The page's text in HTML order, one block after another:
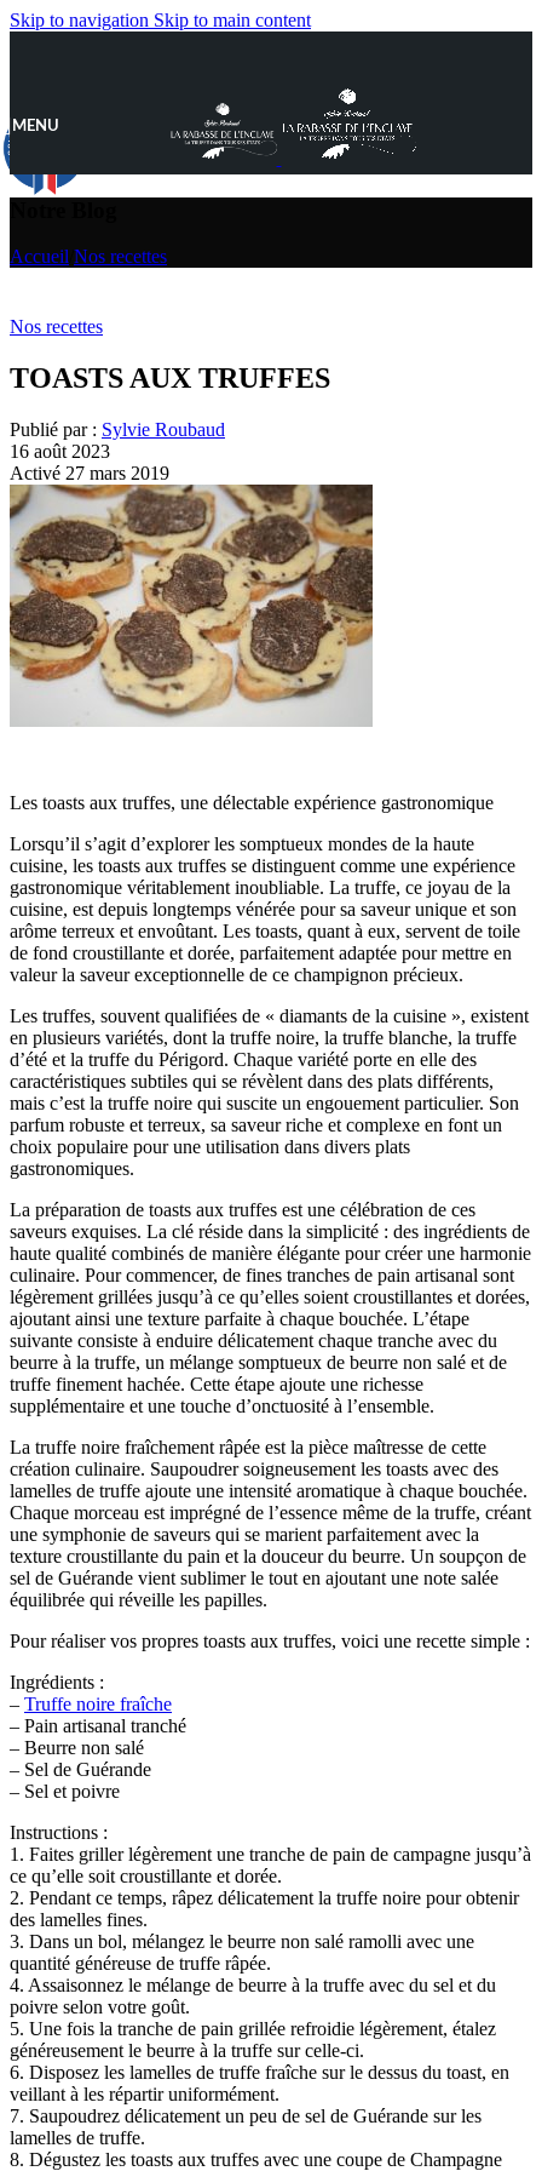
Skip to navigation Skip to main content
MENU
Accueil Nos recettes
Nos recettes
TOASTS AUX TRUFFES
Publié par : Sylvie Roubaud
16 août 2023
Activé 27 mars 2019
Les toasts aux truffes, une délectable expérience gastronomique
Lorsqu’il s’agit d’explorer les somptueux mondes de la haute
cuisine, les toasts aux truffes se distinguent comme une expérience
gastronomique véritablement inoubliable. La truffe, ce joyau de la
cuisine, est depuis longtemps vénérée pour sa saveur unique et son
arôme terreux et envoûtant. Les toasts, quant à eux, servent de toile
de fond croustillante et dorée, parfaitement adaptée pour mettre en
valeur la saveur exceptionnelle de ce champignon précieux.
Les truffes, souvent qualifiées de « diamants de la cuisine », existent
en plusieurs variétés, dont la truffe noire, la truffe blanche, la truffe
d’été et la truffe du Périgord. Chaque variété porte en elle des
caractéristiques subtiles qui se révèlent dans des plats différents,
mais c’est la truffe noire qui suscite un engouement particulier. Son
parfum robuste et terreux, sa saveur riche et complexe en font un
choix populaire pour une utilisation dans divers plats
gastronomiques.
La préparation de toasts aux truffes est une célébration de ces
saveurs exquises. La clé réside dans la simplicité : des ingrédients de
haute qualité combinés de manière élégante pour créer une harmonie
culinaire. Pour commencer, de fines tranches de pain artisanal sont
légèrement grillées jusqu’à ce qu’elles soient croustillantes et dorées,
ajoutant ainsi une texture parfaite à chaque bouchée. L’étape
suivante consiste à enduire délicatement chaque tranche avec du
beurre à la truffe, un mélange somptueux de beurre non salé et de
truffe finement hachée. Cette étape ajoute une richesse
supplémentaire et une touche d’onctuosité à l’ensemble.
La truffe noire fraîchement râpée est la pièce maîtresse de cette
création culinaire. Saupoudrer soigneusement les toasts avec des
lamelles de truffe ajoute une intensité aromatique à chaque bouchée.
Chaque morceau est imprégné de l’essence même de la truffe, créant
une symphonie de saveurs qui se marient parfaitement avec la
texture croustillante du pain et la douceur du beurre. Un soupçon de
sel de Guérande vient sublimer le tout en ajoutant une note salée
équilibrée qui réveille les papilles.
Pour réaliser vos propres toasts aux truffes, voici une recette simple :
Ingrédients :
– Truffe noire fraîche
– Pain artisanal tranché
– Beurre non salé
– Sel de Guérande
– Sel et poivre
Instructions :
1. Faites griller légèrement une tranche de pain de campagne jusqu’à
ce qu’elle soit croustillante et dorée.
2. Pendant ce temps, râpez délicatement la truffe noire pour obtenir
des lamelles fines.
3. Dans un bol, mélangez le beurre non salé ramolli avec une
quantité généreuse de truffe râpée.
4. Assaisonnez le mélange de beurre à la truffe avec du sel et du
poivre selon votre goût.
5. Une fois la tranche de pain grillée refroidie légèrement, étalez
généreusement le beurre à la truffe sur celle-ci.
6. Disposez les lamelles de truffe fraîche sur le dessus du toast, en
veillant à les répartir uniformément.
7. Saupoudrez délicatement un peu de sel de Guérande sur les
lamelles de truffe.
8. Dégustez les toasts aux truffes avec une coupe de Champagne